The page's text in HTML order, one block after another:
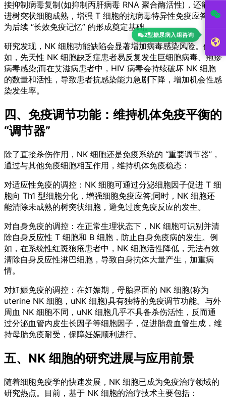
接抑制病毒复制(如抑制丙肝病毒 RNA 聚合酶活性)，还能促
进树突状细胞成熟，增强 T 细胞的抗病毒特异性免疫应答，
为后续 “长效免疫记忆” 的形成奠定基础。
研究发现，NK 细胞功能缺陷会显著增加病毒感染风险。例
如，先天性 NK 细胞缺乏症患者易反复发生巨细胞病毒、疱疹
病毒感染;而在艾滋病患者中，HIV 病毒会持续破坏 NK 细胞
的数量和活性，导致患者抗感染能力急剧下降，增加机会性感
染发生率。
四、免疫调节功能：维持机体免疫平衡的
“调节器”
除了直接杀伤作用，NK 细胞还是免疫系统的 “重要调节器”，
通过与其他免疫细胞相互作用，维持机体免疫稳态：
对适应性免疫的调控：NK 细胞可通过分泌细胞因子促进 T 细
胞向 Th1 型细胞分化，增强细胞免疫应答;同时，NK 细胞还
能清除未成熟的树突状细胞，避免过度免疫反应的发生。
对自身免疫的调控：在正常生理状态下，NK 细胞可识别并清
除自身反应性 T 细胞和 B 细胞，防止自身免疫病的发生。例
如，在系统性红斑狼疮患者中，NK 细胞活性降低，无法有效
清除自身反应性淋巴细胞，导致自身抗体大量产生，加重病
情。
对妊娠免疫的调控：在妊娠期，母胎界面的 NK 细胞(称为
uterine NK 细胞，uNK 细胞)具有独特的免疫调节功能。与外
周血 NK 细胞不同，uNK 细胞几乎不具备杀伤活性，反而通
过分泌血管内皮生长因子等细胞因子，促进胎盘血管生成，维
持母胎免疫耐受，保障妊娠顺利进行。
五、NK 细胞的研究进展与应用前景
随着细胞免疫学的快速发展，NK 细胞已成为免疫治疗领域的
研究热点。目前，基于 NK 细胞的治疗技术主要包括：